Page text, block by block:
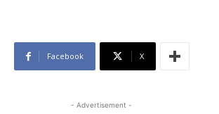
Facebook X
- Advertisement -